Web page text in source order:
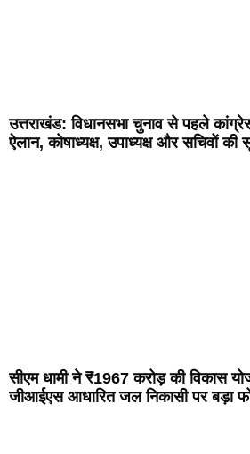
उत्तराखंड: विधानसभा चुनाव से पहले
ऐलान, कोषाध्यक्ष, उपाध्यक्ष और सचिवों की
सीएम धामी ने ₹1967 करोड़ की विकास
जीआईएस आधारित जल निकासी पर बड़ा